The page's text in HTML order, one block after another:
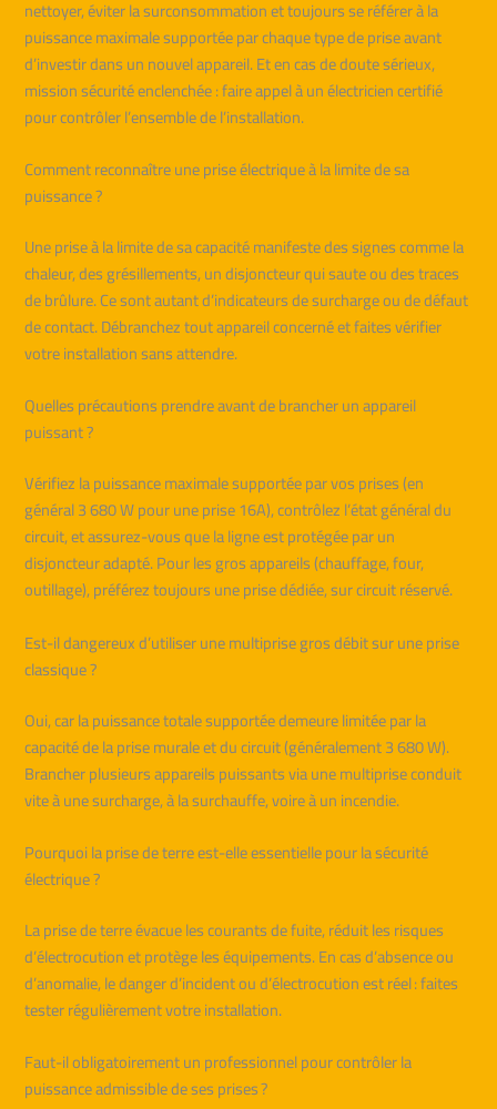
nettoyer, éviter la surconsommation et toujours se référer à la
puissance maximale supportée par chaque type de prise avant
d’investir dans un nouvel appareil. Et en cas de doute sérieux,
mission sécurité enclenchée : faire appel à un électricien certifié
pour contrôler l’ensemble de l’installation.
Comment reconnaître une prise électrique à la limite de sa
puissance ?
Une prise à la limite de sa capacité manifeste des signes comme la
chaleur, des grésillements, un disjoncteur qui saute ou des traces
de brûlure. Ce sont autant d’indicateurs de surcharge ou de défaut
de contact. Débranchez tout appareil concerné et faites vérifier
votre installation sans attendre.
Quelles précautions prendre avant de brancher un appareil
puissant ?
Vérifiez la puissance maximale supportée par vos prises (en
général 3 680 W pour une prise 16A), contrôlez l’état général du
circuit, et assurez-vous que la ligne est protégée par un
disjoncteur adapté. Pour les gros appareils (chauffage, four,
outillage), préférez toujours une prise dédiée, sur circuit réservé.
Est-il dangereux d’utiliser une multiprise gros débit sur une prise
classique ?
Oui, car la puissance totale supportée demeure limitée par la
capacité de la prise murale et du circuit (généralement 3 680 W).
Brancher plusieurs appareils puissants via une multiprise conduit
vite à une surcharge, à la surchauffe, voire à un incendie.
Pourquoi la prise de terre est-elle essentielle pour la sécurité
électrique ?
La prise de terre évacue les courants de fuite, réduit les risques
d’électrocution et protège les équipements. En cas d’absence ou
d’anomalie, le danger d’incident ou d’électrocution est réel : faites
tester régulièrement votre installation.
Faut-il obligatoirement un professionnel pour contrôler la
puissance admissible de ses prises ?